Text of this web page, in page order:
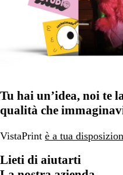
Tu hai un’idea, noi te
qualità che
VistaPrint è a tua
Lieti di aiutarti